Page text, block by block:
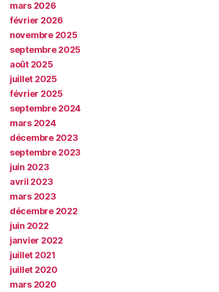
mars 2026
février 2026
novembre 2025
septembre 2025
août 2025
juillet 2025
février 2025
septembre 2024
mars 2024
décembre 2023
septembre 2023
juin 2023
avril 2023
mars 2023
décembre 2022
juin 2022
janvier 2022
juillet 2021
juillet 2020
mars 2020